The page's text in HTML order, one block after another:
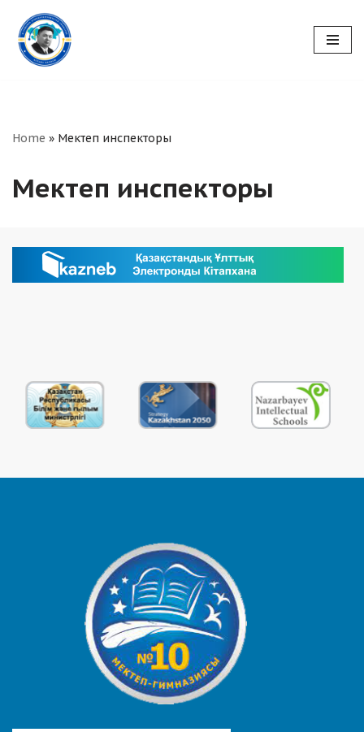
Skip
to
Home » Мектеп инспекторы
Мектеп инспекторы